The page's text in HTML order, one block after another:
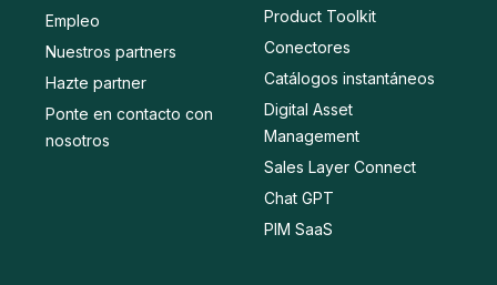
Empleo
Nuestros partners
Hazte partner
Ponte en contacto con
nosotros
Product Toolkit
Conectores
Catálogos instantáneos
Digital Asset
Management
Sales Layer Connect
Chat GPT
PIM SaaS